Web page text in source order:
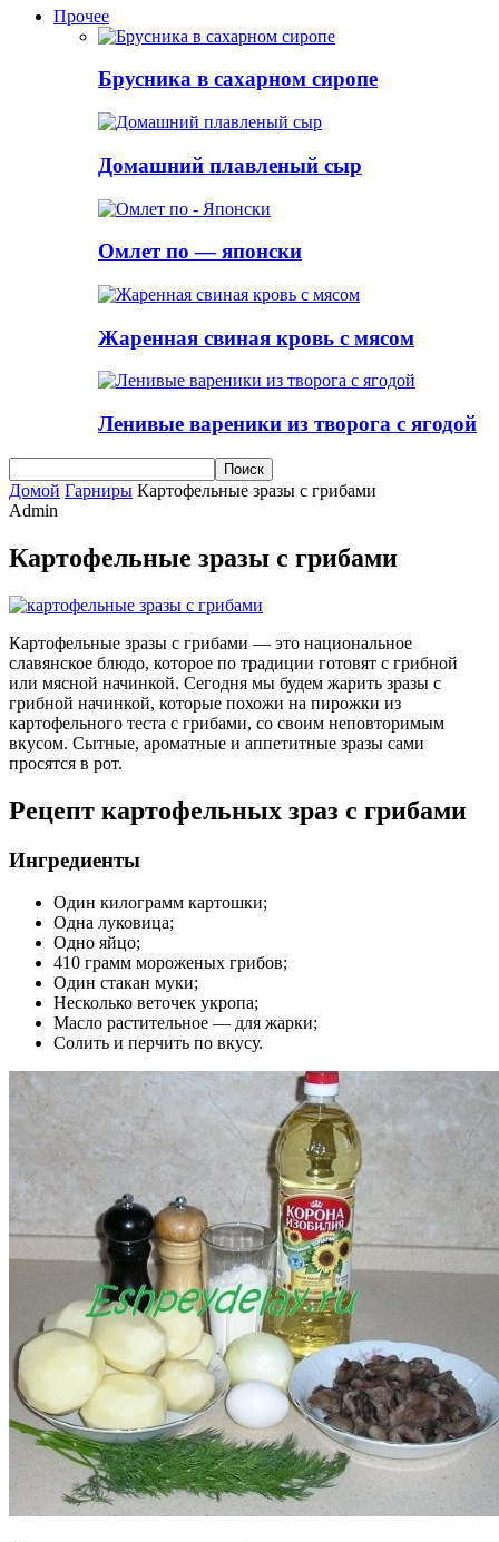
Прочее
Брусника в сахарном сиропе
Домашний плавленый сыр
Омлет по — японски
Жаренная свиная кровь с мясом
Ленивые вареники из творога с ягодой
Домой Гарниры Картофельные зразы с грибами
Admin
Картофельные зразы с грибами
Картофельные зразы с грибами — это национальное
славянское блюдо, которое по традиции готовят с грибной
или мясной начинкой. Сегодня мы будем жарить зразы с
грибной начинкой, которые похожи на пирожки из
картофельного теста с грибами, со своим неповторимым
вкусом. Сытные, ароматные и аппетитные зразы сами
просятся в рот.
Рецепт картофельных зраз с грибами
Ингредиенты
Один килограмм картошки;
Одна луковица;
Одно яйцо;
410 грамм мороженых грибов;
Один стакан муки;
Несколько веточек укропа;
Масло растительное — для жарки;
Солить и перчить по вкусу.